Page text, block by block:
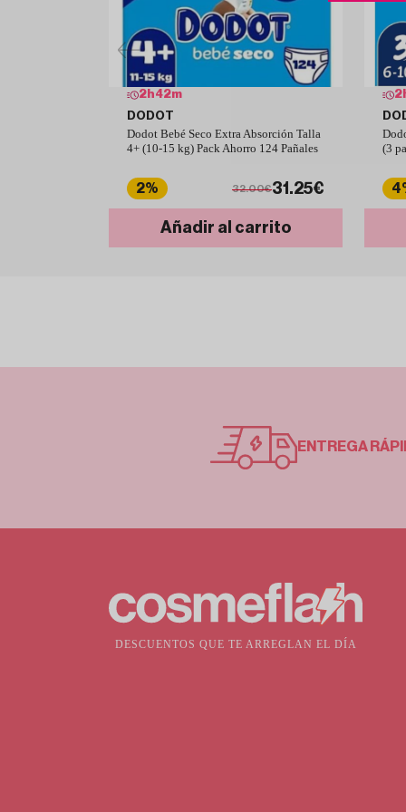
2 h42m
DODOT
Dodot Bebé Seco Extra Absorción Talla
4+ (10-15 kg) Pack Ahorro 124 Pañales
2% 32.00€31.25€
Añadir al carrito
2
(3
ENTREGA
DESCUENTOS QUE TE ARREGLAN EL DÍA